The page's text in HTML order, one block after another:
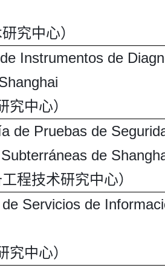
究中心）
Instrumentos de
究中心）
de Pruebas de
de
程技术研究中心）
Servicios de
究中心）